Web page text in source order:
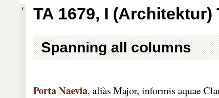
TA 1679, I (Architektur)
Spanning all columns
Porta Naevia, aliàs Major, informis aquae